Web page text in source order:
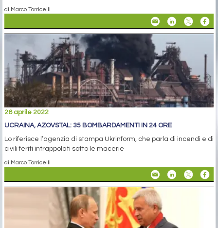
di Marco Torricelli
26 aprile 2022
UCRAINA, AZOVSTAL: 35 BOMBARDAMENTI IN 24 ORE
Lo riferisce l’agenzia di stampa Ukrinform, che parla di incendi e di
civili feriti intrappolati sotto le macerie
di Marco Torricelli